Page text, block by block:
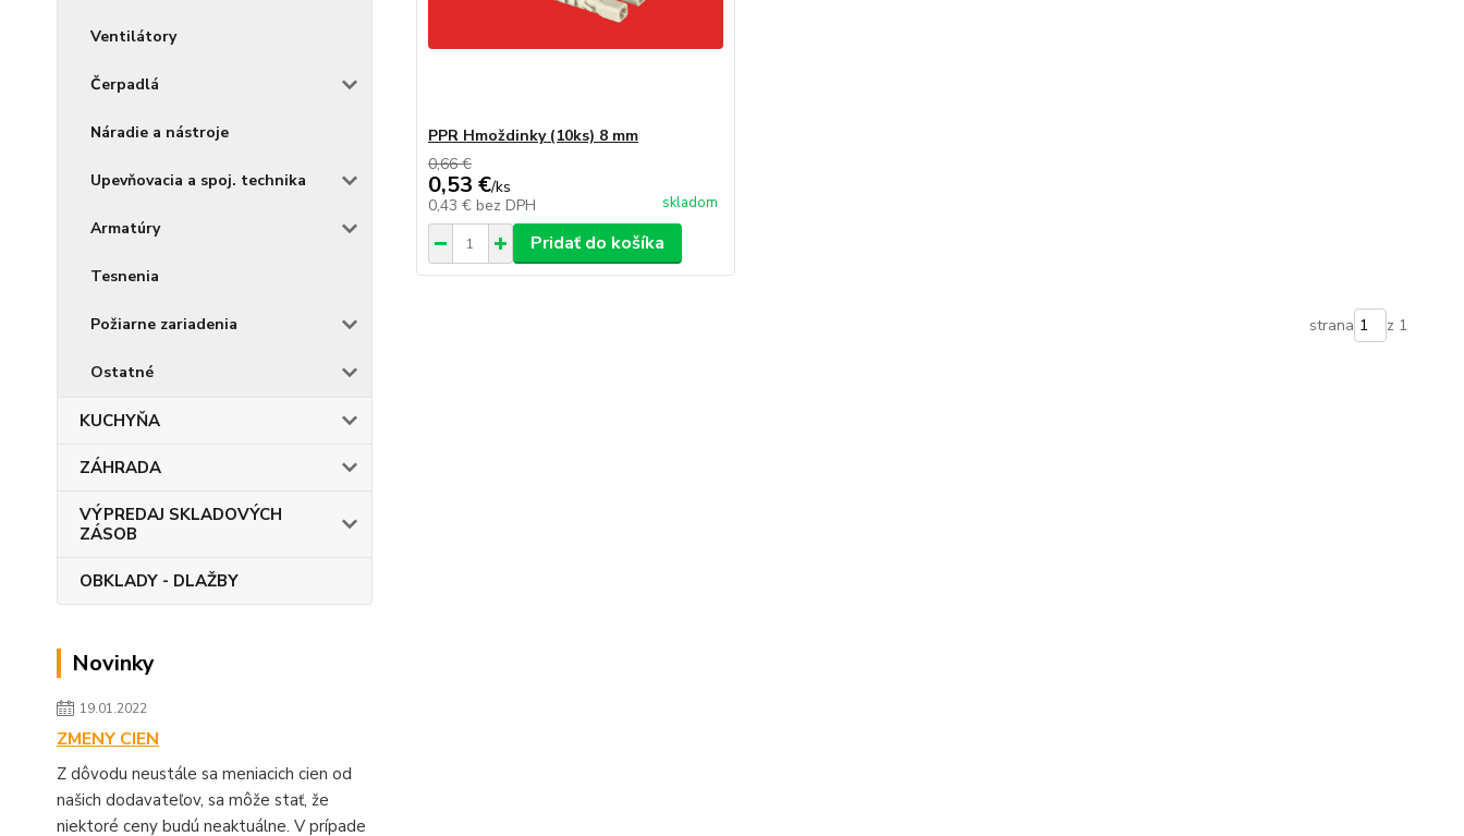
Ventilátory
Čerpadlá
Náradie a nástroje
Upevňovacia a spoj. technika
Armatúry
Tesnenia
Požiarne zariadenia
Ostatné
KUCHYŇA
ZÁHRADA
VÝPREDAJ SKLADOVÝCH
ZÁSOB
OBKLADY - DLAŽBY
Novinky
19.01.2022
ZMENY CIEN
Z dôvodu neustále sa meniacich cien od
našich dodavateľov, sa môže stať, že
niektoré ceny budú neaktuálne. V prípade
PPR Hmoždinky (10ks) 8 mm
0,66 €
0,53 €/ks
0,43 € bez DPH skladom
Pridať do košíka
strana z 1